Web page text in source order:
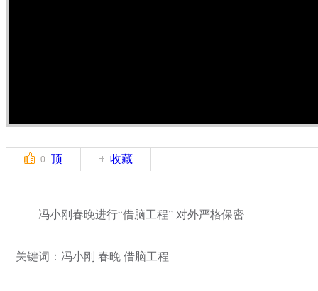
0 顶 收藏
冯小刚春晚进行“借脑工程” 对外严格保密
关键词：冯小刚 春晚 借脑工程